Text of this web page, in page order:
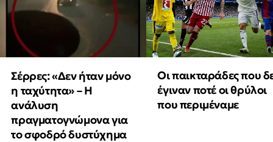
Σέρρες: «Δεν ήταν μόνο
η ταχύτητα» – Η
ανάλυση
πραγματογνώμονα για
το σφοδρό δυστύχημα
Οι παικταράδες που
έγιναν ποτέ οι θρύλοι
που περιμέναμε